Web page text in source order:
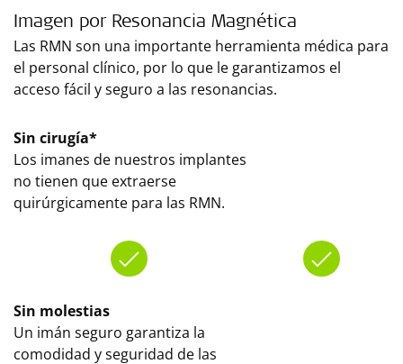
Imagen por Resonancia Magnética
Las RMN son una importante herramienta médica para
el personal clínico, por lo que le garantizamos el
acceso fácil y seguro a las resonancias.
Sin cirugía*
Los imanes de nuestros implantes
no tienen que extraerse
quirúrgicamente para las RMN.
Sin molestias
Un imán seguro garantiza la
comodidad y seguridad de las